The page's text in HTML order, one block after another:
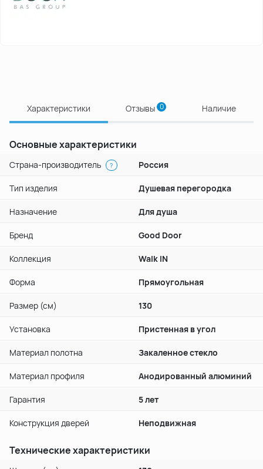
Характеристики Отзывы 0 Наличие
Основные характеристики
Страна-производитель ? Россия
Тип изделия Душевая перегородка
Назначение Для душа
Бренд Good Door
Коллекция Walk IN
Форма Прямоугольная
Размер (см) 130
Установка Пристенная в угол
Материал полотна Закаленное стекло
Материал профиля Анодированный алюминий
Гарантия 5 лет
Конструкция дверей Неподвижная
Технические характеристики